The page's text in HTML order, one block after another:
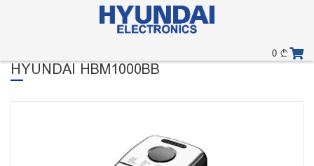
0
HYUNDAI HBM1000BB